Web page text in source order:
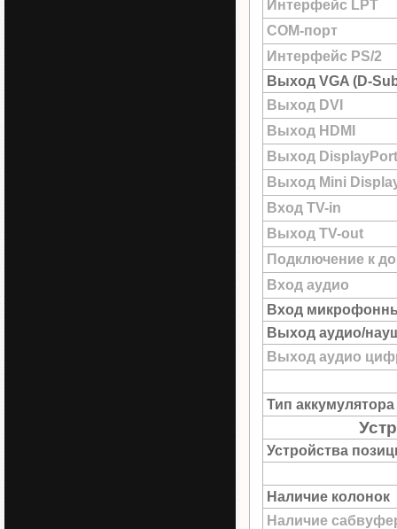
Интерфейс LPT
COM-порт
Интерфейс PS/2
Выход VGA (D-
Выход DVI
Выход HDMI
Выход DisplayPort
Выход Mini
Вход TV-in
Выход TV-out
Подключение к
Вход аудио
Вход
Выход аудио/
Выход аудио
Тип аккумулятора
Устройства
Наличие колонок
Наличие